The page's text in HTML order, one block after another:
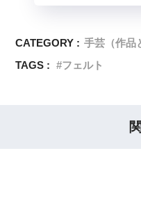
CATEGORY : 手芸（作品
TAGS :
フェルト